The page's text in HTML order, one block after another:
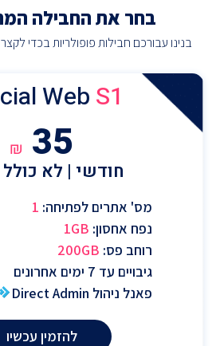
בחר את החבילה
בנינו עבורכם חבילות פופולריות בכדי
Web S1
35
₪
חודשי | לא
מס' אתרים לפתיחה: 1
נפח אחסון: 1GB
רוחב פס: 200GB
גיבויים עד 7 ימים אחרונים
פאנל ניהול Direct Admin
להזמין עכשיו